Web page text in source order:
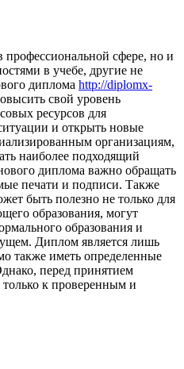
профессиональной сфере, но и
в учебе, другие не
диплома http://diplomx-
свой уровень
ресурсов для
и открыть новые
организациям,
наиболее подходящий
диплома важно обращать
печати и подписи. Также
быть полезно не только для
образования, могут
образования и
Диплом является лишь
также иметь определенные
перед принятием
к проверенным и